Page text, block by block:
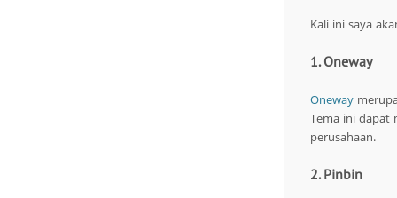
Kali ini saya
1. Oneway
Oneway
Tema ini dapat
perusahaan.
2. Pinbin